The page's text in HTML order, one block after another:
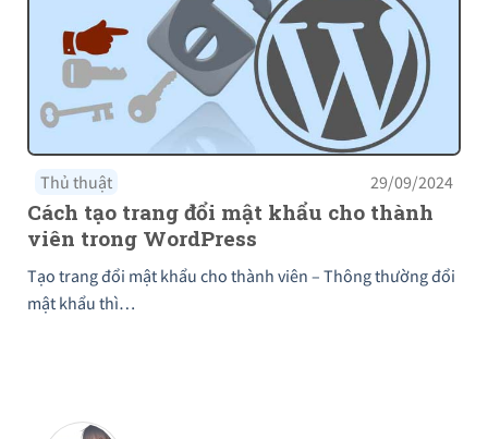
Thủ thuật 29/09/2024
Cách tạo trang đổi mật khẩu cho thành
viên trong WordPress
Tạo trang đổi mật khẩu cho thành viên – Thông thường đổi
mật khẩu thì…